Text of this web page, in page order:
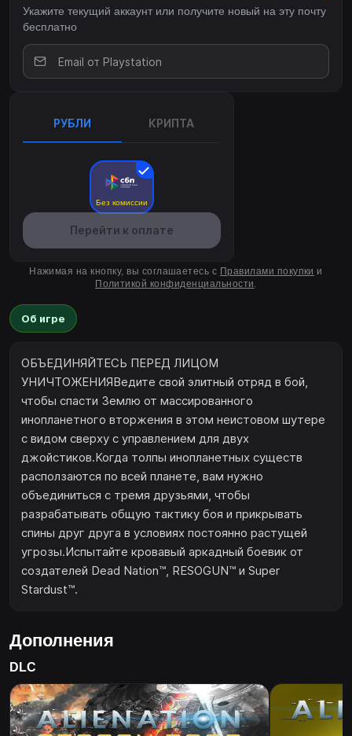
Укажите текущий аккаунт или получите новый на эту почту
бесплатно
РУБЛИ КРИПТА
Без комиссии
Перейти к оплате
Нажимая на кнопку, вы соглашаетесь с Правилами покупки и
Политикой конфиденциальности.
Об игре
ОБЪЕДИНЯЙТЕСЬ ПЕРЕД ЛИЦОМ
УНИЧТОЖЕНИЯВедите свой элитный отряд в бой,
чтобы спасти Землю от массированного
инопланетного вторжения в этом неистовом шутере
с видом сверху с управлением для двух
джойстиков.Когда толпы инопланетных существ
расползаются по всей планете, вам нужно
объединиться с тремя друзьями, чтобы
разрабатывать общую тактику боя и прикрывать
спины друг друга в условиях постоянно растущей
угрозы.Испытайте кровавый аркадный боевик от
создателей Dead Nation™, RESOGUN™ и Super
Stardust™.
Дополнения
DLC